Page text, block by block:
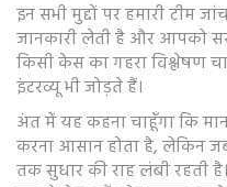
इन सभी मुद्दों पर हमारी टीम
जानकारी लेती है और आपको
किसी केस का गहरा विश्लेषण
इंटरव्यू भी जोड़ते हैं।
अंत में यह कहना चाहूँगा कि
करना आसान होता है, लेकिन
तक सुधार की राह लंबी रहती